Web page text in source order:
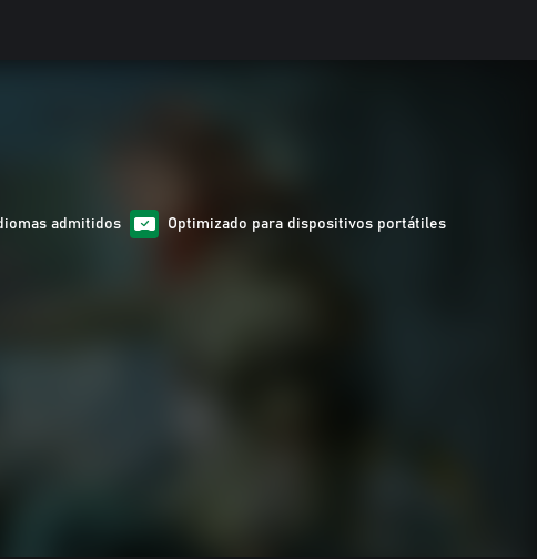
admitidos Optimizado para dispositivos portátiles